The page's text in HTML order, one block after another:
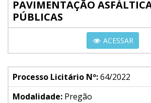
PAVIMENTAÇÃO
PÚBLICAS
ACESSAR
Processo Licitário Nº:64/2022
Modalidade: Pregão